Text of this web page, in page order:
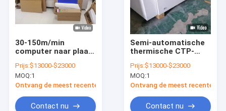
30-150m/min
computer naar plaat
Printing Plate Maker
50-60HZ
Prijs:$13000-$23000
MOQ:1
Ontvang de meest recente Prijs
Contact nu
Semi-automatische
thermische CTP-
Gloednieuw /
Gebruikte CTP-
apparatuur
Prijs:$13000-$23000
MOQ:1
Ontvang de meest recente
Contact nu